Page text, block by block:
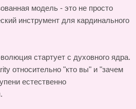
модель - это не просто
инструмент для кардинального
стартует с духовного ядра.
относительно "кто вы" и "зачем
естественно